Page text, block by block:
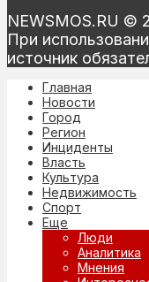
NEWSMOS.RU ©
При
источник
Главная
Новости
Город
Регион
Инциденты
Власть
Культура
Недвижимость
Спорт
Еще
Люди
Аналитика
Мнения